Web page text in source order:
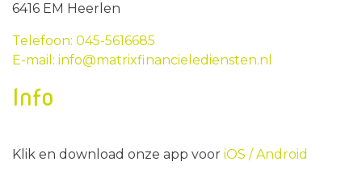
6416 EM Heerlen
Telefoon: 045-5616685
E-mail: info@matrixfinancielediensten.nl
Info
Klik en download onze app voor iOS /Android